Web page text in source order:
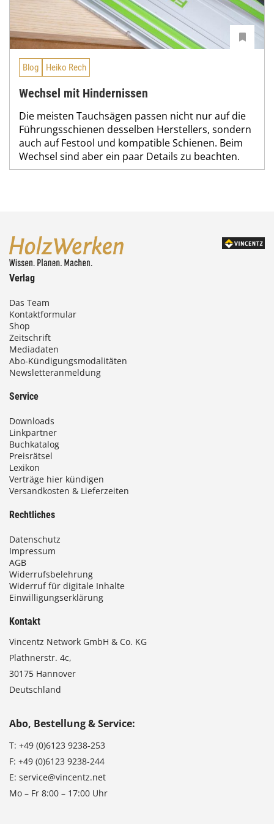
Blog Heiko Rech
Wechsel mit Hindernissen
Die meisten Tauchsägen passen nicht nur auf die
Führungsschienen desselben Herstellers, sondern
auch auf Festool und kompatible Schienen. Beim
Wechsel sind aber ein paar Details zu beachten.
Verlag
Das Team
Kontaktformular
Shop
Zeitschrift
Mediadaten
Abo-Kündigungsmodalitäten
Newsletteranmeldung
Service
Downloads
Linkpartner
Buchkatalog
Preisrätsel
Lexikon
Verträge hier kündigen
Versandkosten & Lieferzeiten
Rechtliches
Datenschutz
Impressum
AGB
Widerrufsbelehrung
Widerruf für digitale Inhalte
Einwilligungserklärung
Kontakt
Vincentz Network GmbH & Co. KG
Plathnerstr. 4c,
30175 Hannover
Deutschland
Abo, Bestellung & Service:
T: +49 (0)6123 9238-253
F: +49 (0)6123 9238-244
E: service@vincentz.net
Mo – Fr 8:00 – 17:00 Uhr